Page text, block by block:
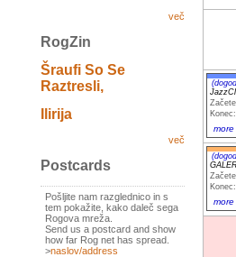
več
RogZin
Šraufi So Se
Raztresli,
Ilirija
več
Postcards
Pošljite nam razglednico in s
tem pokažite, kako daleč sega
Rogova mreža.
Send us a postcard and show
how far Rog net has spread.
>naslov/address